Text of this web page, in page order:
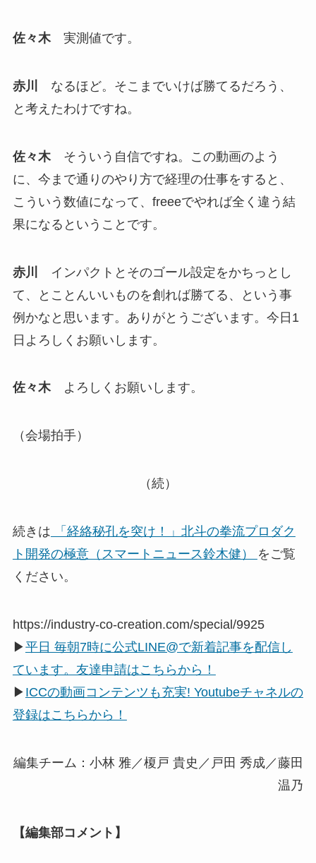
佐々木実測値です。
赤川
なるほど。そこまでいけば勝てるだろう、
と考えたわけですね。
佐々木そういう自信ですね。この動画のよう
に、今まで通りのやり方で経理の仕事をすると、
こういう数値になって、freeeでやれば全く違う結
果になるということです。
赤川
インパクトとそのゴール設定をかちっとし
て、とことんいいものを創れば勝てる、という事
例かなと思います。ありがとうございます。今日1
日よろしくお願いします。
佐々木よろしくお願いします。
（会場拍手）
（続）
続きは 「経絡秘孔を突け！」北斗の拳流プロダク
ト開発の極意（スマートニュース鈴木健）
をご覧
ください。
https://industry-co-creation.com/special/9925
▶平日 毎朝7時に公式LINE@で新着記事を配信し
ています。友達申請はこちらから！
▶ ICCの動画コンテンツも充実! Youtubeチャネルの
登録はこちらから！
編集チーム：小林 雅／榎戸 貴史／戸田 秀成／藤田
温乃
【編集部コメント】